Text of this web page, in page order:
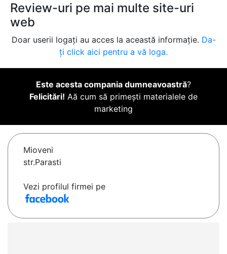
Review-uri pe mai multe site-uri
web
Doar userii logați au acces la această informație. Da-
ți click aici pentru a vă loga.
Este acesta compania dumneavoastră?
Felicitări! Aă cum să primești materialele de
marketing
Mioveni
str.Parasti
Vezi profilul firmei pe